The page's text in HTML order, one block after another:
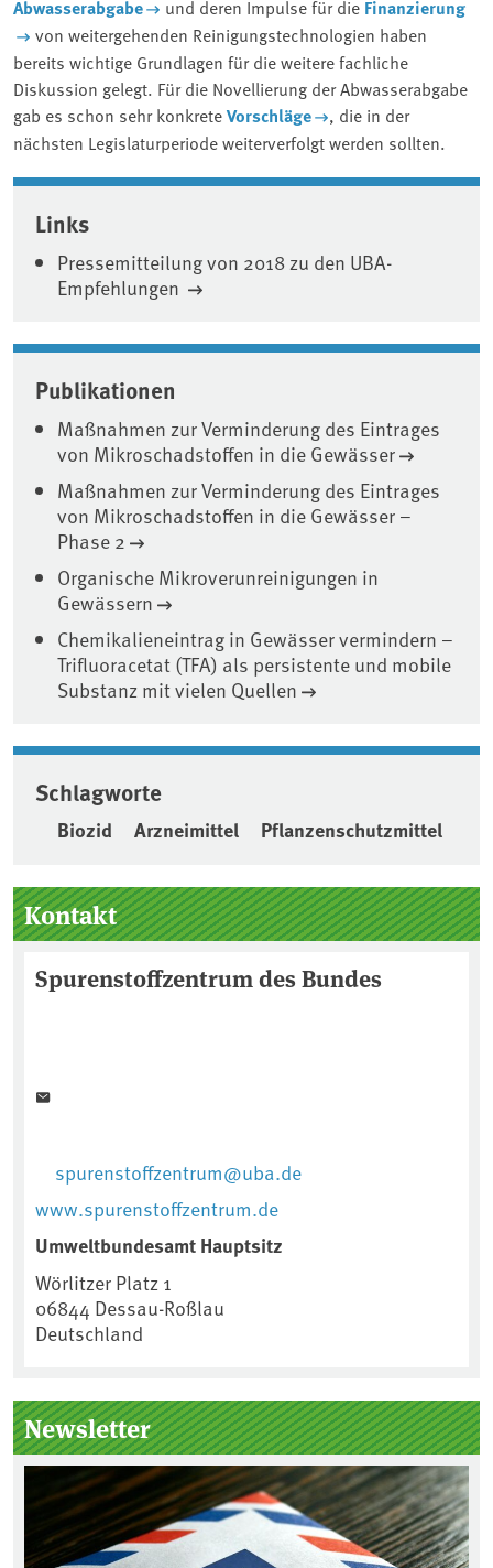
Abwasserabgabe und deren Impulse für die Finanzierung
von weitergehenden Reinigungstechnologien haben
bereits wichtige Grundlagen für die weitere fachliche
Diskussion gelegt. Für die Novellierung der Abwasserabgabe
gab es schon sehr konkreteVorschläge
, die in der
nächsten Legislaturperiode weiterverfolgt werden sollten.
Associated content
Links
Pressemitteilung von 2018 zu den UBA-
Empfehlungen
Publikationen
Maßnahmen zur Verminderung des Eintrages
von Mikroschadstoffen in die Gewässer
Maßnahmen zur Verminderung des Eintrages
von Mikroschadstoffen in die Gewässer –
Phase 2
Organische Mikroverunreinigungen in
Gewässern
Chemikalieneintrag in Gewässer vermindern –
Trifluoracetat (TFA) als persistente und mobile
Substanz mit vielen Quellen
Schlagworte
Biozid Arzneimittel Pflanzenschutzmittel
Seitenleiste
Kontakt
Spurenstoffzentrum des Bundes
spurenstoffzentrum@uba.de
www.spurenstoffzentrum.de
Umweltbundesamt Hauptsitz
Wörlitzer Platz 1
06844 Dessau-Roßlau
Deutschland
Newsletter